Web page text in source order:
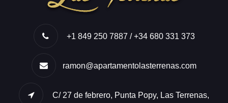
+1 849 250 7887 / +34 680 331 373
ramon@apartamentolasterrenas.com
C/ 27 de febrero, Punta Popy, Las Terrenas,